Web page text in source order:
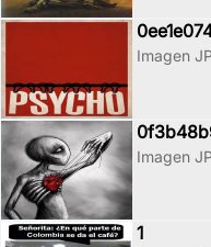
Imagen
Imagen
1